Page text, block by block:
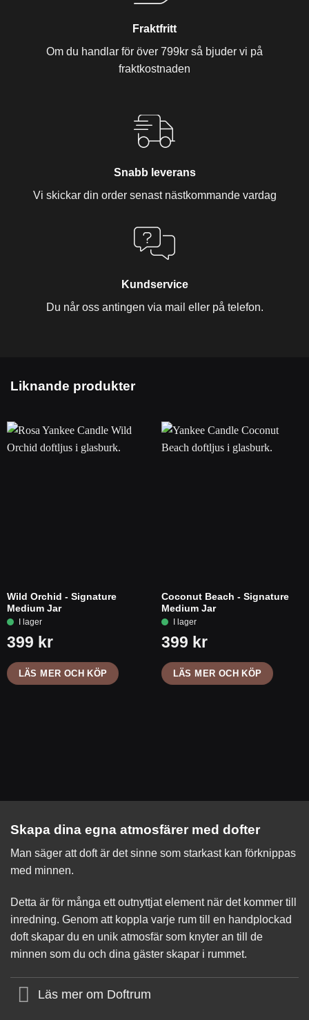
Fraktfritt
Om du handlar för över 799kr så bjuder vi på
fraktkostnaden
Snabb leverans
Vi skickar din order senast nästkommande vardag
Kundservice
Du når oss antingen via mail eller på telefon.
Liknande produkter
Wild Orchid - Signature
Medium Jar
LÄS MER OCH KÖP
Coconut Beach - Signature
Medium Jar
LÄS MER OCH KÖP
Skapa dina egna atmosfärer med dofter
Man säger att doft är det sinne som starkast kan förknippas
med minnen.
Detta är för många ett outnyttjat element när det kommer till
inredning. Genom att koppla varje rum till en handplockad
doft skapar du en unik atmosfär som knyter an till de
minnen som du och dina gäster skapar i rummet.
Läs mer om Doftrum